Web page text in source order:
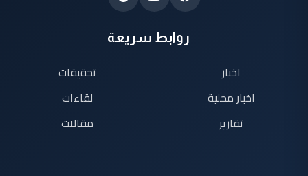
روابط سريعة
اخبار
اخبار محلية
تقارير
تحقيقات
لقاءات
مقالات